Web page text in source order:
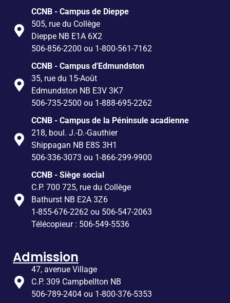
CCNB - Campus de Dieppe
505, rue du Collège
Dieppe NB E1A 6X2
506-856-2200 ou 1-800-561-7162
CCNB - Campus d'Edmundston
35, rue du 15-Août
Edmundston NB E3V 3K7
506-735-2500 ou 1-888-695-2262
CCNB - Campus de la Péninsule acadienne
218, boul. J.-D.-Gauthier
Shippagan NB E8S 3H1
506-336-3073 ou 1-866-299-9900
CCNB - Siège social
C.P. 700 725, rue du Collège
Bathurst NB E2A 3Z6
1-855-676-2262 ou 506-547-2063
Télécopieur : 506-549-5536
Admission
47, avenue Village
C.P. 309 Campbellton NB
506-789-2404 ou 1-800-376-5353